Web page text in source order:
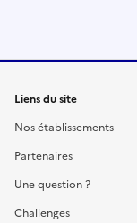
Liens du site
Nos établissements
Partenaires
Une question ?
Challenges